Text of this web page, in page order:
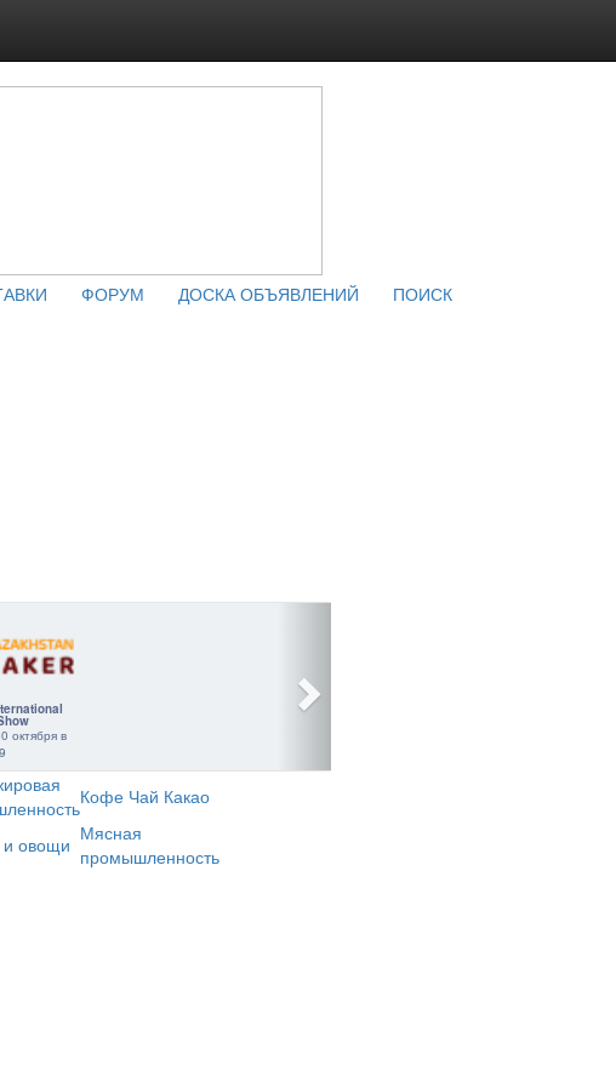
ФОРУМ ДОСКА ОБЪЯВЛЕНИЙ
ПОИСК
октября в
Кофе Чай Какао
овощи Мясная
промышленность